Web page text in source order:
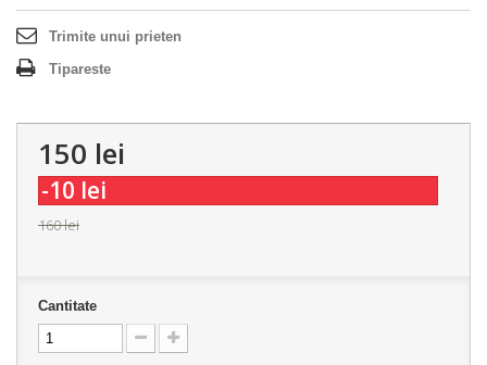
Trimite unui prieten
Tipareste
150 lei
-10 lei
160 lei
Cantitate